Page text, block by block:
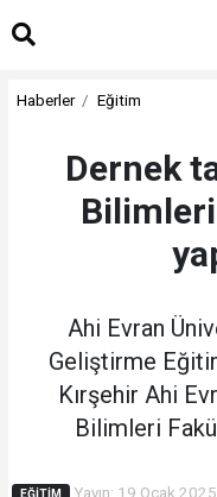
Haberler Eğitim
Dernek
Ahi Evran
Geliştirme
Kırşehir Ahi
Bilimleri
EĞITIM Yayın: 19 Ocak